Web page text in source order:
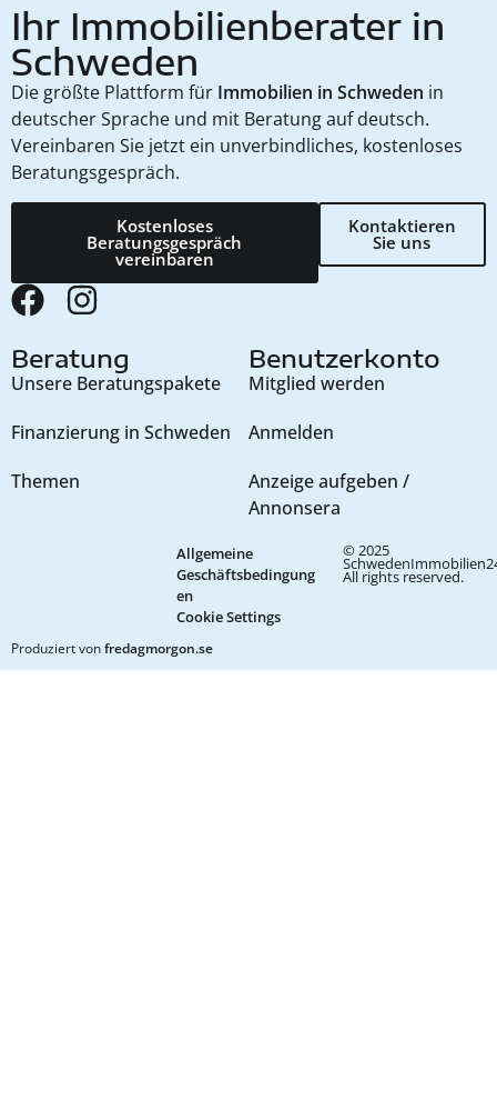
Ihr Immobilienberater in
Schweden
Die größte Plattform für Immobilien in Schweden in
deutscher Sprache und mit Beratung auf deutsch.
Vereinbaren Sie jetzt ein unverbindliches, kostenloses
Beratungsgespräch.
Kostenloses
Beratungsgespräch
vereinbaren
Kontaktieren
Sie uns
Beratung
Unsere Beratungspakete
Finanzierung in Schweden
Themen
Benutzerkonto
Mitglied werden
Anmelden
Anzeige aufgeben /
Annonsera
© 2025
All rights reserved.
Allgemeine
Geschäftsbedingung
en
Cookie Settings
Produziert vonfredagmorgon.se